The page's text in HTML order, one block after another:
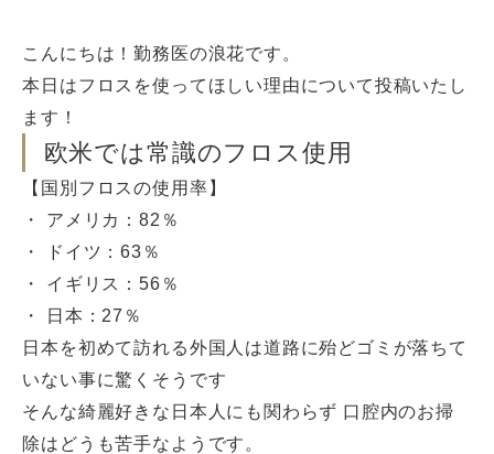
こんにちは！勤務医の浪花です。
本日はフロスを使ってほしい理由について投稿いたし
ます！
欧米では常識のフロス使用
【国別フロスの使用率】
・ アメリカ：82％
・ ドイツ：63％
・ イギリス：56％
・ 日本：27％
日本を初めて訪れる外国人は道路に殆どゴミが落ちて
いない事に驚くそうです
そんな綺麗好きな日本人にも関わらず 口腔内のお掃
除はどうも苦手なようです。